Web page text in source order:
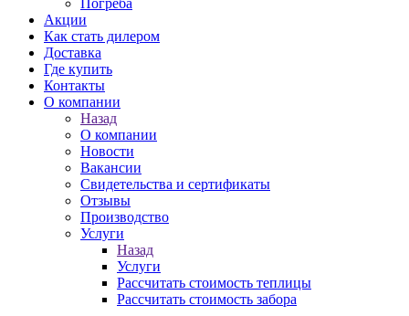
Погреба
Акции
Как стать дилером
Доставка
Где купить
Контакты
О компании
Назад
О компании
Новости
Вакансии
Свидетельства и сертификаты
Отзывы
Производство
Услуги
Назад
Услуги
Рассчитать стоимость теплицы
Рассчитать стоимость забора